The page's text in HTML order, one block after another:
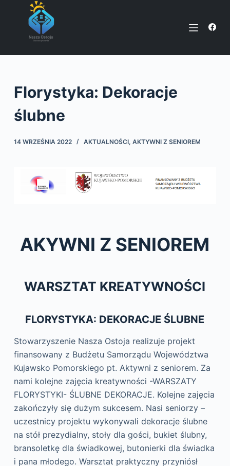
o
Florystyka: Dekoracje
ślubne
14 WRZEŚNIA 2022 AKTUALNOŚCI, AKTYWNI Z SENIOREM
AKYWNI Z SENIOREM
WARSZTAT KREATYWNOŚCI
FLORYSTYKA: DEKORACJE ŚLUBNE
Stowarzyszenie Nasza Ostoja realizuje projekt
finansowany z Budżetu Samorządu Województwa
Kujawsko Pomorskiego pt. Aktywni z seniorem. Za
nami kolejne zajęcia kreatywności -WARSZATY
FLORYSTYKI- ŚLUBNE DEKORACJE. Kolejne zajęcia
zakończyły się dużym sukcesem. Nasi seniorzy –
uczestnicy projektu wykonywali dekoracje ślubne
na stół prezydialny, stoły dla gości, bukiet ślubny,
bransoletkę dla świadkowej, butonierki dla świadka
i pana młodego. Warsztat praktyczny przyniósł